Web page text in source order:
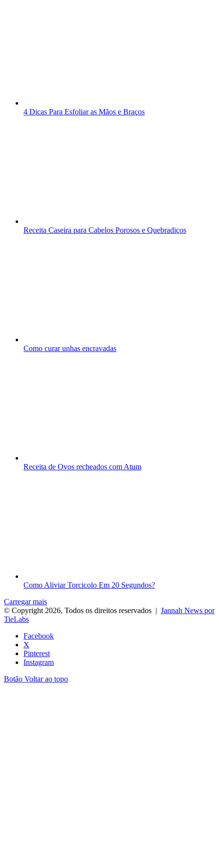
4 Dicas Para Esfoliar as Mãos e Braços
Receita Caseira para Cabelos Porosos e Quebradiços
Como curar unhas encravadas
Receita de Ovos recheados com Atum
Como Aliviar Torcicolo Em 20 Segundos?
Carregar mais
© Copyright 2026, Todos os direitos reservados | Jannah News por
TieLabs
Facebook
X
Pinterest
Instagram
Botão Voltar ao topo